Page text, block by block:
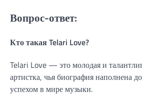
Вопрос-ответ:
Кто такая Telari Love?
Telari Love — это молодая и
артистка, чья биография наполнена
успехом в мире музыки.